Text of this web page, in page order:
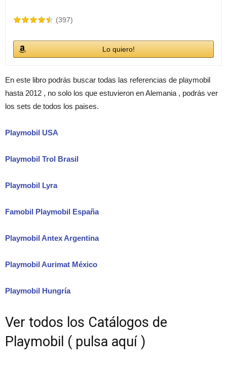
(397)
Lo quiero!
En este libro podrás buscar todas las referencias de playmobil
hasta 2012 , no solo los que estuvieron en Alemania , podrás ver
los sets de todos los paises.
Playmobil USA
Playmobil Trol Brasil
Playmobil Lyra
Famobil Playmobil España
Playmobil Antex Argentina
Playmobil Aurimat México
Playmobil Hungría
Ver todos los Catálogos de
Playmobil ( pulsa aquí )